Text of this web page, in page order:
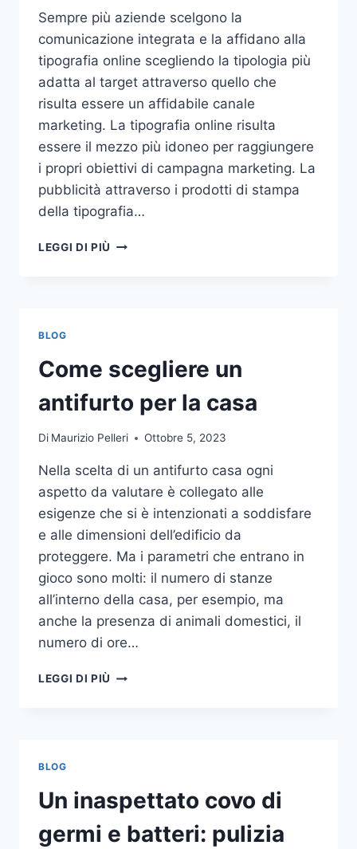
Sempre più aziende scelgono la
comunicazione integrata e la affidano alla
tipografia online scegliendo la tipologia più
adatta al target attraverso quello che
risulta essere un affidabile canale
marketing. La tipografia online risulta
essere il mezzo più idoneo per raggiungere
i propri obiettivi di campagna marketing. La
pubblicità attraverso i prodotti di stampa
della tipografia…
LEGGI DI PIÙ VUOI
A
UNA
TIPOGRAFIA
ECCO
SCEGLIERE
BLOG
Come scegliere un
antifurto per la casa
Di Maurizio Pelleri Ottobre 5, 2023
Nella scelta di un antifurto casa ogni
aspetto da valutare è collegato alle
esigenze che si è intenzionati a soddisfare
e alle dimensioni dell’edificio da
proteggere. Ma i parametri che entrano in
gioco sono molti: il numero di stanze
all’interno della casa, per esempio, ma
anche la presenza di animali domestici, il
numero di ore…
LEGGI DI PIÙ COME
BLOG
Un inaspettato covo di
germi e batteri: pulizia